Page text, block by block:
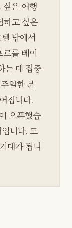
싶은 여행
하고 싶은
밖에서
르를 베이
는 데 집중
얼한 분
집니다.
오픈했습
니다. 도
대가 됩니